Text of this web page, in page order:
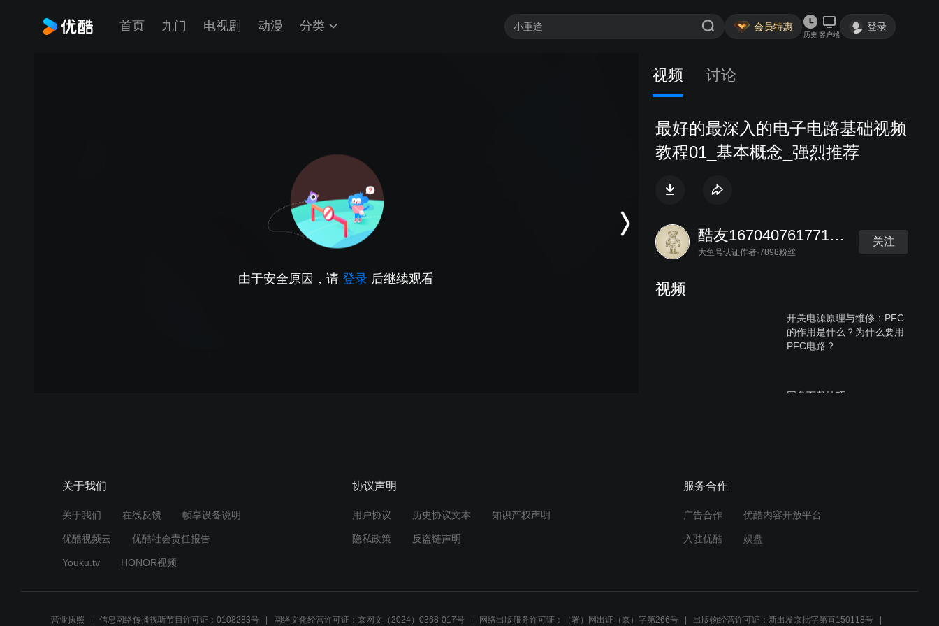
首页 九门 电视剧 动漫 分类 会员特惠
历史 客户端
登录
由于安全原因，请 登录 后继续观看
视频 讨论
最好的最深入的电子电路基础视频
教程01_基本概念_强烈推荐
酷友167040761771306
大鱼号认证作者·7898粉丝
关注
视频
开关电源原理与维修：PFC
的作用是什么？为什么要用
PFC电路？
网盘下载技巧
关于我们
关于我们 在线反馈 帧享设备说明
优酷视频云 优酷社会责任报告
Youku.tv HONOR视频
协议声明
用户协议 历史协议文本 知识产权声明
隐私政策 反盗链声明
服务合作
广告合作 优酷内容开放平台
入驻优酷 娱盘
营业执照 信息网络传播视听节目许可证：0108283号 网络文化经营许可证：京网文（2024）0368-017号 网络出版服务许可证：（署）网出证（京）字第266号 出版物经营许可证：新出发京批字第直150118号